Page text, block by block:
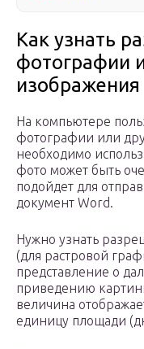
Как узнать
фотографии
изображения
На компьютере
фотографии или
необходимо
фото может быть
подойдет для
документ Word.
Нужно узнать
(для растровой
представление о
приведению
величина
единицу площади